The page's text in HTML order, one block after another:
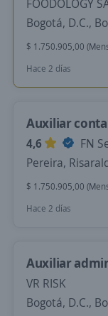
FOODOLOGY
Bogotá, D.C.,
$ 1.750.905,00
Hace 2 días
Auxiliar
4,6
FN
Pereira,
$ 1.750.905,00
Hace 2 días
Auxiliar
VR RISK
Bogotá, D.C.,